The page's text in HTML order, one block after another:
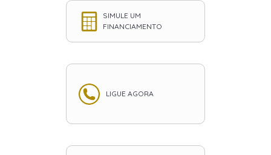
SIMULE UM
FINANCIAMENTO
LIGUE AGORA